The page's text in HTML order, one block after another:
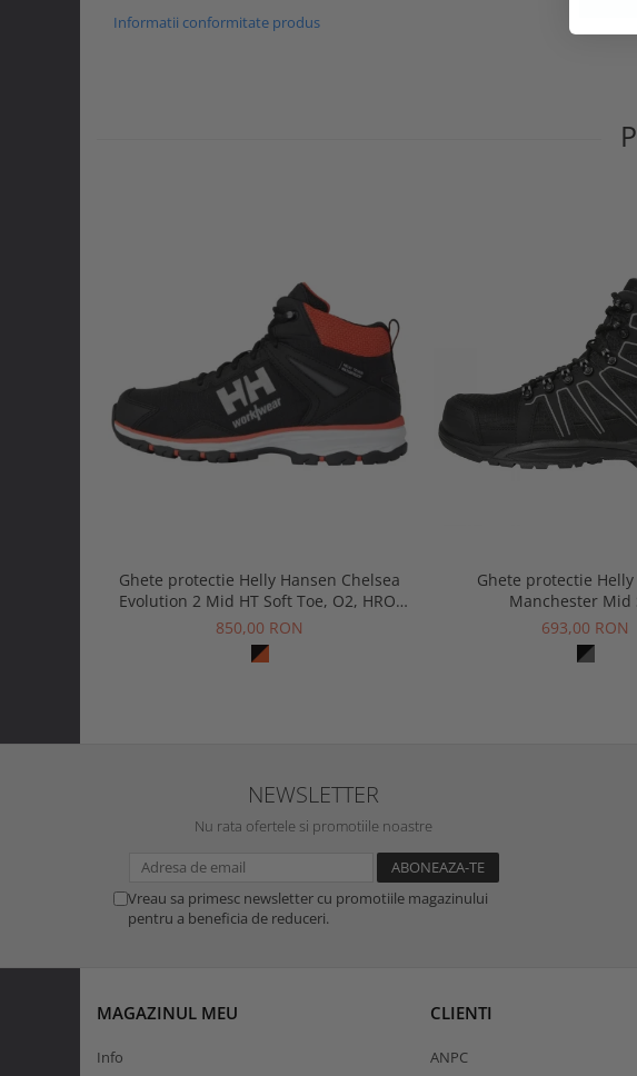
Informatii conformitate produs
Ghete protectie Helly Hansen Chelsea
Evolution 2 Mid HT Soft Toe, O2, HRO,
SRC, ESD
850,00 RON
Ghete protectie Helly
Manchester Mid
693,00 RON
NEWSLETTER
Nu rata ofertele si promotiile noastre
Vreau sa primesc newsletter cu promotiile magazinului
pentru a beneficia de reduceri.
MAGAZINUL MEU
Info
CLIENTI
ANPC